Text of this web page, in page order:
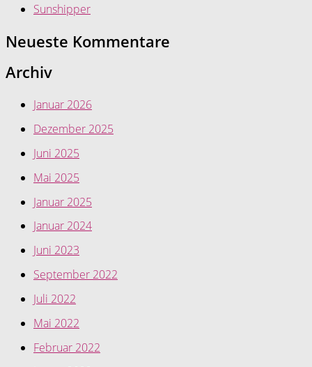
Sunshipper
Neueste Kommentare
Archiv
Januar 2026
Dezember 2025
Juni 2025
Mai 2025
Januar 2025
Januar 2024
Juni 2023
September 2022
Juli 2022
Mai 2022
Februar 2022